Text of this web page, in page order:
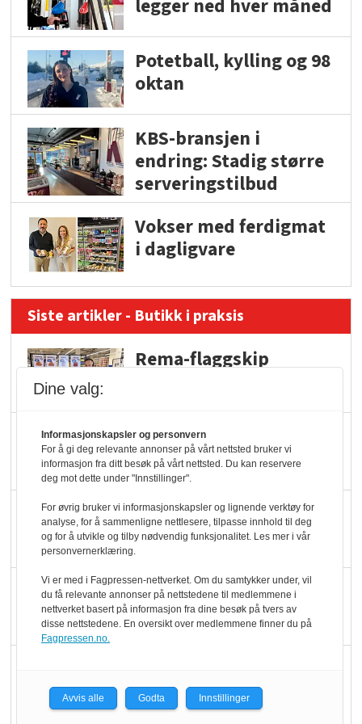
legger ned hver måned
Potetball, kylling og 98
oktan
KBS-bransjen i
endring: Stadig større
serveringstilbud
Vokser med ferdigmat
i dagligvare
Siste artikler - Butikk i praksis
Rema-flaggskip
Slik opprettholdes
ølsalget
Færre varer, men fulle
hyller
KI lager mat i butikken
Rema i 2025
Dine valg:
Informasjonskapsler og personvern
For å gi deg relevante annonser på vårt nettsted bruker vi
informasjon fra ditt besøk på vårt nettsted. Du kan reservere
deg mot dette under "Innstillinger".
For øvrig bruker vi informasjonskapsler og lignende verktøy for
analyse, for å sammenligne nettlesere, tilpasse innhold til deg
og for å utvikle og tilby nødvendig funksjonalitet. Les mer i vår
personvernerklæring.
Vi er med i Fagpressen-nettverket. Om du samtykker under, vil
du få relevante annonser på nettstedene til medlemmene i
nettverket basert på informasjon fra dine besøk på tvers av
disse nettstedene. En oversikt over medlemmene finner du på
Fagpressen.no.
Avvis alle Godta Innstillinger